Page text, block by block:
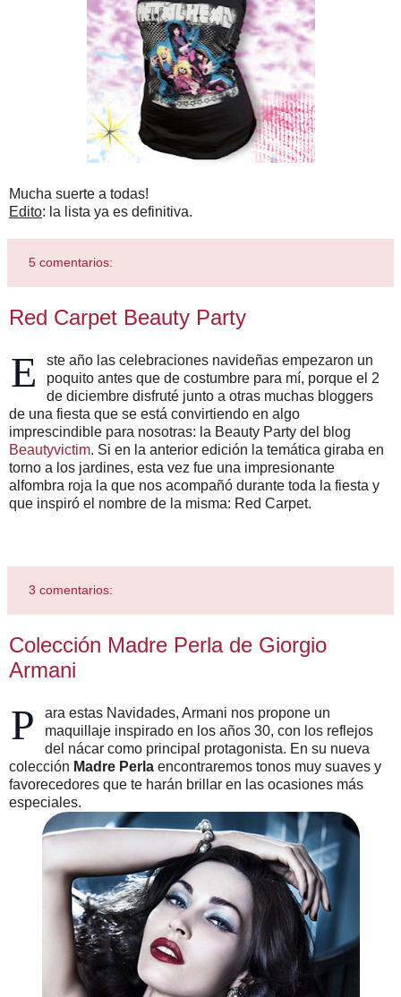
Mucha suerte a todas!
Edito: la lista ya es definitiva.
5 comentarios:
Red Carpet Beauty Party
E
ste año las celebraciones navideñas empezaron un
poquito antes que de costumbre para mí, porque el 2
de diciembre disfruté junto a otras muchas bloggers
de una fiesta que se está convirtiendo en algo
imprescindible para nosotras: la Beauty Party del blog
Beautyvictim. Si en la anterior edición la temática giraba en
torno a los jardines, esta vez fue una impresionante
alfombra roja la que nos acompañó durante toda la fiesta y
que inspiró el nombre de la misma: Red Carpet.
3 comentarios:
Colección Madre Perla de Giorgio
Armani
P
ara estas Navidades, Armani nos propone un
maquillaje inspirado en los años 30, con los reflejos
del nácar como principal protagonista. En su nueva
colección Madre Perla encontraremos tonos muy suaves y
favorecedores que te harán brillar en las ocasiones más
especiales.